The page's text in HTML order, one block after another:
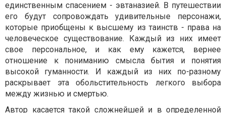
единственным спасением - эвтаназией. В путешествии
его будут сопровождать удивительные персонажи,
которые приобщены к высшему из таинств - права на
человеческое существование. Каждый из них имеет
свое персональное, и как ему кажется, вернее
отношение к пониманию смысла бытия и понятия
высокой гуманности. И каждый из них по-разному
раскрывает эта обольстительность легкого выбора
между жизнью и смертью.
Автор касается такой сложнейшей и в определенной